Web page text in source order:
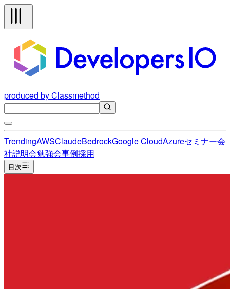
produced by Classmethod
TrendingAWSClaudeBedrockGoogle CloudAzureセミナー会
社説明会勉強会事例採用
目次